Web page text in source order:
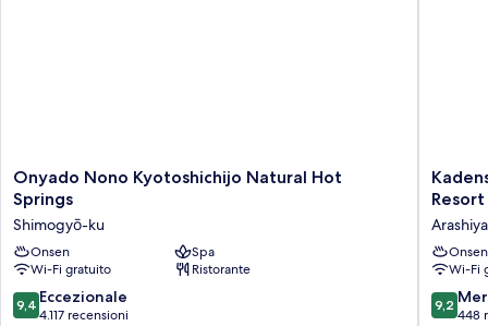
Onyado
Nono
Kyotoshichijo
Natural
Hot
Springs
Shimogyō-
ku
Onyado Nono Kyotoshichijo Natural Hot
Springs
Shimogyō-ku
Onsen
Spa
Wi-Fi gratuito
Ristorante
9.4
su
9,4 Eccezionale
4.117 recensioni
Kyoto
-
Kyoritsu
Resort
Resort
Onsen
Wi-Fi
9.2
su
9,2
448